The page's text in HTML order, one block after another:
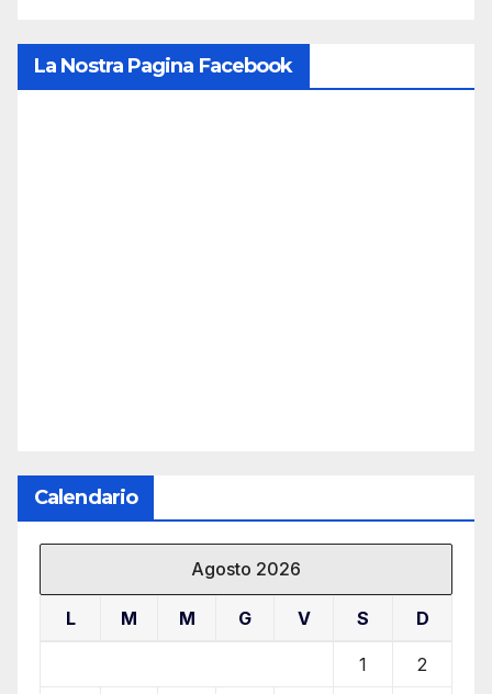
ospite di vasi (diametro
da 8 a 50 μm) nel disco
La Nostra Pagina Facebook
Calendario
Agosto 2026
L M M G V S D
1 2